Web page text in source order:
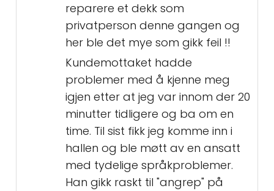
reparere et dekk som
privatperson denne gangen og
her ble det mye som gikk feil !!
Kundemottaket hadde
problemer med å kjenne meg
igjen etter at jeg var innom der 20
minutter tidligere og ba om en
time. Til sist fikk jeg komme inn i
hallen og ble møtt av en ansatt
med tydelige språkproblemer.
Han gikk raskt til "angrep" på